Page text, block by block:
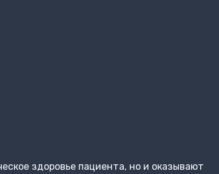
здоровье пациента, но и оказывают